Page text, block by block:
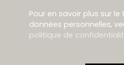
Pour en savoir plus sur
données personnelles,
politique de